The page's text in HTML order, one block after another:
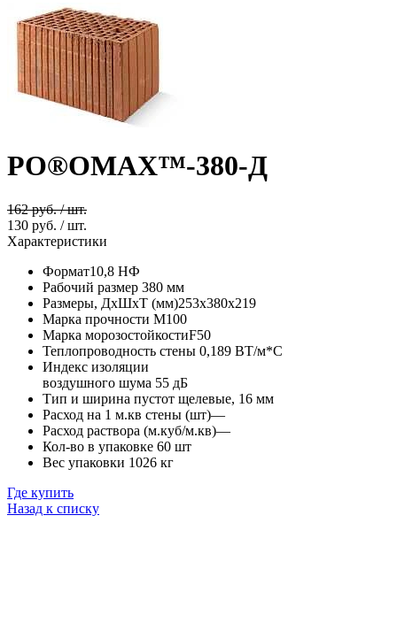
PO®OMAX™-380-Д
162 руб. / шт.
130 руб. / шт.
Характеристики
Формат10,8 НФ
Рабочий размер 380 мм
Размеры, ДхШхТ (мм)253х380х219
Марка прочности М100
Марка морозостойкостиF50
Теплопроводность стены 0,189 ВТ/м*С
Индекс изоляции
воздушного шума 55 дБ
Тип и ширина пустот щелевые, 16 мм
Расход на 1 м.кв стены (шт)—
Расход раствора (м.куб/м.кв)—
Кол-во в упаковке 60 шт
Вес упаковки 1026 кг
Где купить
Назад к списку